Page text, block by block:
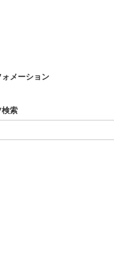
メーション
検索